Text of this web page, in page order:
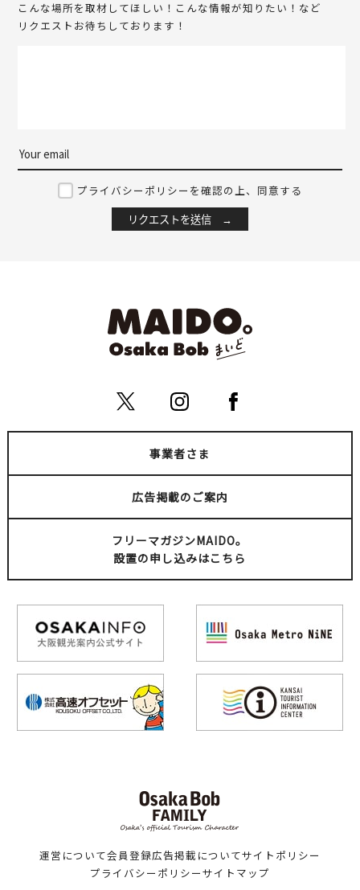
こんな場所を取材してほしい！こんな情報が知りたい！など
リクエストお待ちしております！
プライバシーポリシーを確認の上、同意する
事業者さま
広告掲載のご案内
フリーマガジンMAIDO。
設置の申し込みはこちら
運営について会員登録広告掲載についてサイトポリシー
プライバシーポリシーサイトマップ